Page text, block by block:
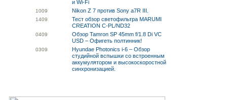
и Wi-Fi
1009 Nikon Z 7 против Sony a7R III.
1409
Тест обзор светофильтра MARUMI
CREATION C-PL/ND32
0409
Обзор Tamron SP 45mm f/1.8 Di VC
USD – Офигеть полтинник!
0309
Hyundae Photonics i-6 – Обзор
студийной вспышки со встроенным
аккумулятором и высокоскоростной
синхронизацией.